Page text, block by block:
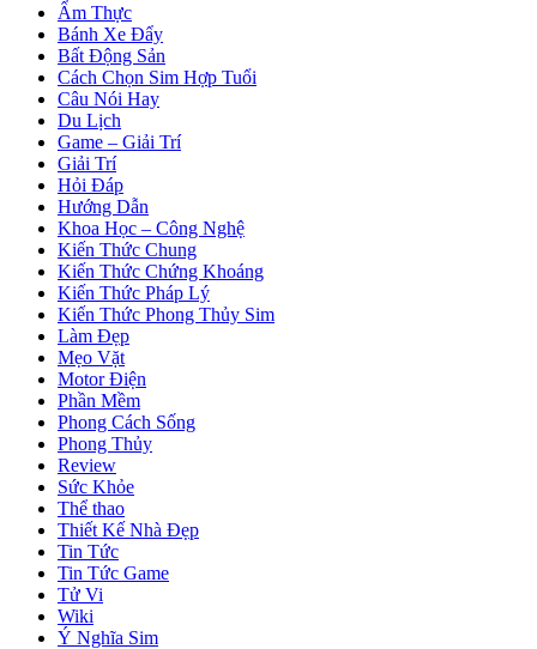
Ẩm Thực
Bánh Xe Đẩy
Bất Động Sản
Cách Chọn Sim Hợp Tuổi
Câu Nói Hay
Du Lịch
Game – Giải Trí
Giải Trí
Hỏi Đáp
Hướng Dẫn
Khoa Học – Công Nghệ
Kiến Thức Chung
Kiến Thức Chứng Khoáng
Kiến Thức Pháp Lý
Kiến Thức Phong Thủy Sim
Làm Đẹp
Mẹo Vặt
Motor Điện
Phần Mềm
Phong Cách Sống
Phong Thủy
Review
Sức Khỏe
Thể thao
Thiết Kế Nhà Đẹp
Tin Tức
Tin Tức Game
Tử Vi
Wiki
Ý Nghĩa Sim